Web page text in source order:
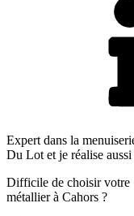
Expert dans la
Du Lot et je réalise
Difficile de choisir votre
métallier à Cahors ?